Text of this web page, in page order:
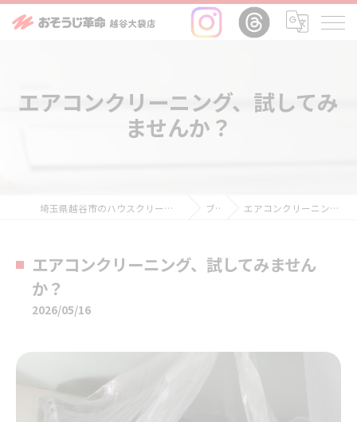
エアコンクリーニング、試してみ
ませんか？
埼玉県越谷市のハウスクリーニングならおそうじ革命越谷大袋店 ブログ エアコンクリーニング、試してみませんか？
エアコンクリーニング、試してみません
か？
2026/05/16